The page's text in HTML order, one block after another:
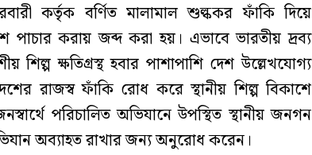
কর্তৃক বর্ণিত মালামাল শুল্ককর ফাঁকি দিয়ে
পাচার করায় জব্দ করা হয়। এভাবে ভারতীয় দ্রব্য
শিল্প ক্ষতিগ্রস্থ হবার পাশাপাশি দেশ উল্লেখযোগ্য
রাজস্ব ফাঁকি রোধ করে স্থানীয় শিল্প বিকাশে
পরিচালিত অভিযানে উপস্থিত স্থানীয় জনগন
অব্যাহত রাখার জন্য অনুরোধ করেন।